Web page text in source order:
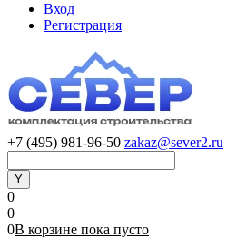
Вход
Регистрация
+7 (495) 981-96-50 zakaz@sever2.ru
0
0
0В корзине пока пусто